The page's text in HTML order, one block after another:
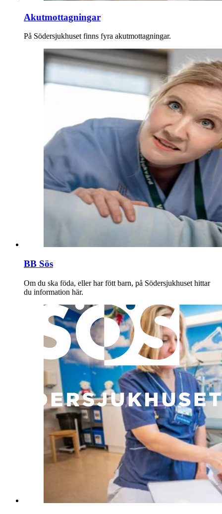
Akutmottagningar
På Södersjukhuset finns fyra akutmottagningar.
BB Sös
Om du ska föda, eller har fött barn, på Södersjukhuset hittar
du information här.